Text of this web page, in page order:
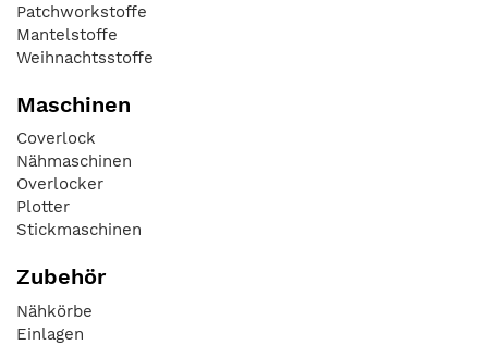
Patchworkstoffe
Mantelstoffe
Weihnachtsstoffe
Maschinen
Coverlock
Nähmaschinen
Overlocker
Plotter
Stickmaschinen
Zubehör
Nähkörbe
Einlagen